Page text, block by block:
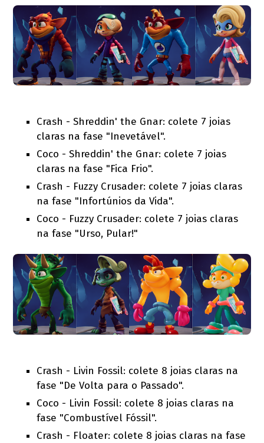
Crash - Shreddin' the Gnar: colete 7 joias
claras na fase "Inevetável".
Coco - Shreddin' the Gnar: colete 7 joias
claras na fase "Fica Frio".
Crash - Fuzzy Crusader: colete 7 joias claras
na fase "Infortúnios da Vida".
Coco - Fuzzy Crusader: colete 7 joias claras
na fase "Urso, Pular!"
Crash - Livin Fossil: colete 8 joias claras na
fase "De Volta para o Passado".
Coco - Livin Fossil: colete 8 joias claras na
fase "Combustível Fóssil".
Crash - Floater: colete 8 joias claras na fase